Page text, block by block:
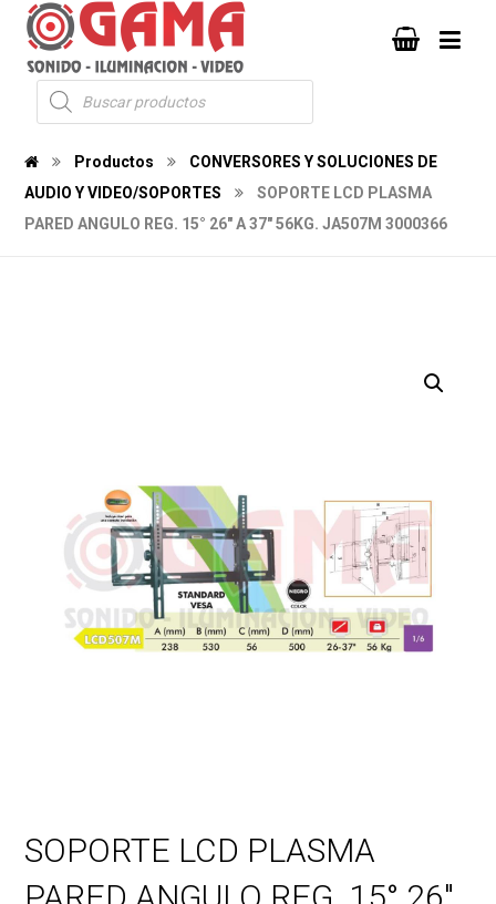
Productos
CONVERSORES Y SOLUCIONES DE
AUDIO Y VIDEO/SOPORTES
SOPORTE LCD PLASMA
PARED ANGULO REG. 15° 26" A 37" 56KG. JA507M 3000366
SOPORTE LCD PLASMA